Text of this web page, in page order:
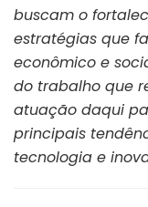
buscam o
estratégias que
econômico e
do trabalho que
atuação daqui
principais
tecnologia e